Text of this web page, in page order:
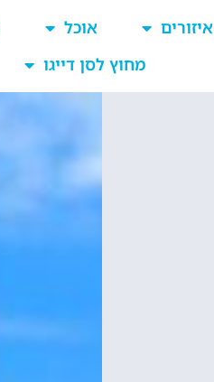
איזורים אוכל
מחוץ לסן דייגו